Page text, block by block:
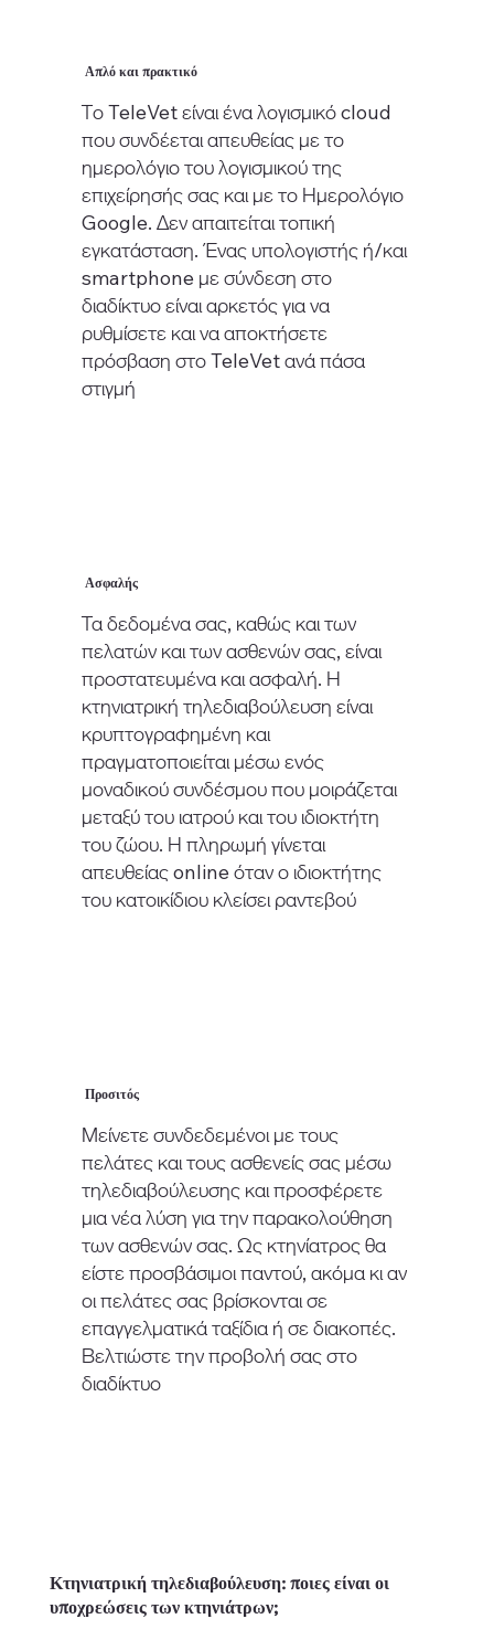
Απλό και πρακτικό
Το TeleVet είναι ένα λογισμικό cloud
που συνδέεται απευθείας με το
ημερολόγιο του λογισμικού της
επιχείρησής σας και με το Ημερολόγιο
Google. Δεν απαιτείται τοπική
εγκατάσταση. Ένας υπολογιστής ή/και
smartphone με σύνδεση στο
διαδίκτυο είναι αρκετός για να
ρυθμίσετε και να αποκτήσετε
πρόσβαση στο TeleVet ανά πάσα
στιγμή
Ασφαλής
Τα δεδομένα σας, καθώς και των
πελατών και των ασθενών σας, είναι
προστατευμένα και ασφαλή. Η
κτηνιατρική τηλεδιαβούλευση είναι
κρυπτογραφημένη και
πραγματοποιείται μέσω ενός
μοναδικού συνδέσμου που μοιράζεται
μεταξύ του ιατρού και του ιδιοκτήτη
του ζώου. Η πληρωμή γίνεται
απευθείας online όταν ο ιδιοκτήτης
του κατοικίδιου κλείσει ραντεβού
Προσιτός
Μείνετε συνδεδεμένοι με τους
πελάτες και τους ασθενείς σας μέσω
τηλεδιαβούλευσης και προσφέρετε
μια νέα λύση για την παρακολούθηση
των ασθενών σας. Ως κτηνίατρος θα
είστε προσβάσιμοι παντού, ακόμα κι αν
οι πελάτες σας βρίσκονται σε
επαγγελματικά ταξίδια ή σε διακοπές.
Βελτιώστε την προβολή σας στο
διαδίκτυο
Κτηνιατρική τηλεδιαβούλευση: ποιες είναι οι
υποχρεώσεις των κτηνιάτρων;